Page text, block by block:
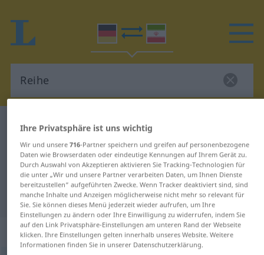
Deutsch-Persisch Wörterbuch
Deutsch-Persisch Übersetzung für
"Reihe"
"Reihe" Persisch Übersetzung
„Reihe“: Femininum
Ihre Privatsphäre ist uns wichtig
Wir und unsere 716-Partner speichern und greifen auf personenbezogene
Daten wie Browserdaten oder eindeutige Kennungen auf Ihrem Gerät zu.
Durch Auswahl von Akzeptieren aktivieren Sie Tracking-Technologien für
die unter „Wir und unsere Partner verarbeiten Daten, um Ihnen Dienste
bereitzustellen“ aufgeführten Zwecke. Wenn Tracker deaktiviert sind, sind
manche Inhalte und Anzeigen möglicherweise nicht mehr so relevant für
Sie. Sie können dieses Menü jederzeit wieder aufrufen, um Ihre
Einstellungen zu ändern oder Ihre Einwilligung zu widerrufen, indem Sie
auf den Link Privatsphäre-Einstellungen am unteren Rand der Webseite
klicken. Ihre Einstellungen gelten innerhalb unseres Website. Weitere
Informationen finden Sie in unserer Datenschutzerklärung.